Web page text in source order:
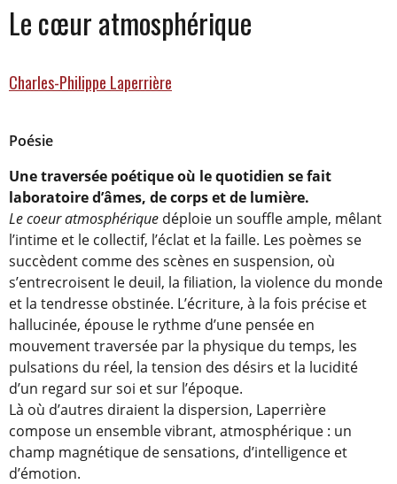
Le cœur atmosphérique
Charles-Philippe Laperrière
Poésie
Une traversée poétique où le quotidien se fait
laboratoire d’âmes, de corps et de lumière.
Le coeur atmosphérique déploie un souffle ample, mêlant
l’intime et le collectif, l’éclat et la faille. Les poèmes se
succèdent comme des scènes en suspension, où
s’entrecroisent le deuil, la filiation, la violence du monde
et la tendresse obstinée. L’écriture, à la fois précise et
hallucinée, épouse le rythme d’une pensée en
mouvement traversée par la physique du temps, les
pulsations du réel, la tension des désirs et la lucidité
d’un regard sur soi et sur l’époque.
Là où d’autres diraient la dispersion, Laperrière
compose un ensemble vibrant, atmosphérique : un
champ magnétique de sensations, d’intelligence et
d’émotion.